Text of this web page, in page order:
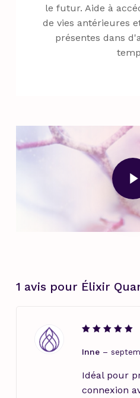
le futur. Aide à
de vies antérieures
présentes dans
1 avis pour Élixir
sur 5
Inne –
Idéal pour
connexion